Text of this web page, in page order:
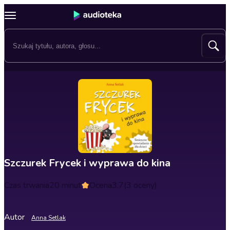
Szczurek Frycek i wyprawa do kina
Czas trwania20 minut Ocena3.7(3 oceny)
Autor Anna Setlak